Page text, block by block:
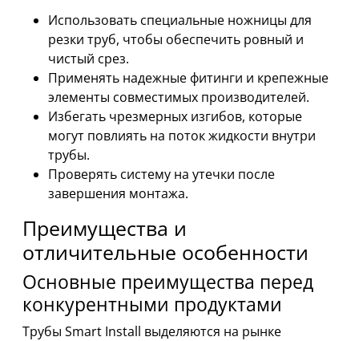
Использовать специальные ножницы для
резки труб, чтобы обеспечить ровный и
чистый срез.
Применять надежные фитинги и крепежные
элементы совместимых производителей.
Избегать чрезмерных изгибов, которые
могут повлиять на поток жидкости внутри
трубы.
Проверять систему на утечки после
завершения монтажа.
Преимущества и
отличительные особенности
Основные преимущества перед
конкурентными продуктами
Трубы Smart Install выделяются на рынке